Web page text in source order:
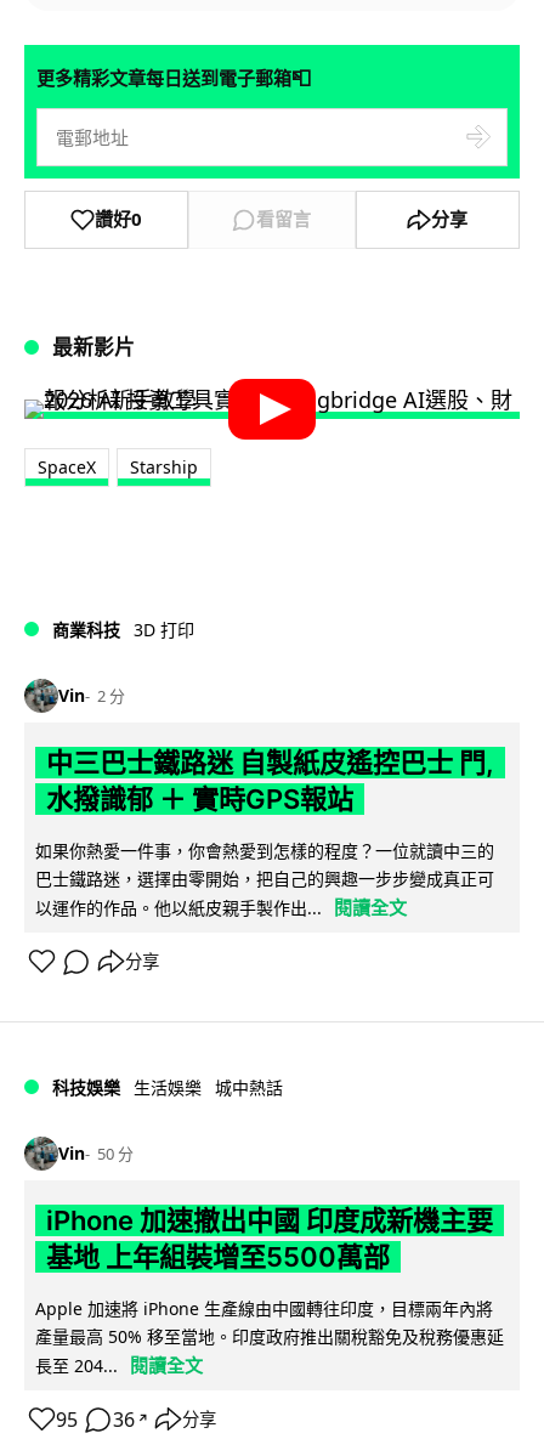
更多精彩文章每日送到電子郵箱📮
讚好0 看留言 分享
最新影片
SpaceX Starship
商業科技 3D 打印
Vin 2 分
中三巴士鐵路迷 自製紙皮遙控巴士 門,
水撥識郁 ＋ 實時GPS報站
如果你熱愛一件事，你會熱愛到怎樣的程度？一位就讀中三的
巴士鐵路迷，選擇由零開始，把自己的興趣一步步變成真正可
以運作的作品。他以紙皮親手製作出...
閱讀全文
分享
科技娛樂 生活娛樂 城中熱話
Vin 50 分
iPhone 加速撤出中國 印度成新機主要
基地 上年組裝增至5500萬部
Apple 加速將 iPhone 生產線由中國轉往印度，目標兩年內將
產量最高 50% 移至當地。印度政府推出關稅豁免及稅務優惠延
長至 204...
閱讀全文
95 36 ↗ 分享